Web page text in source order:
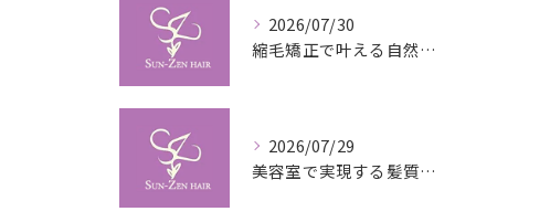
2026/07/30
縮毛矯正で叶える自然な艶としなやかさの秘訣
2026/07/29
美容室で実現する髪質改善の栄養補給技術